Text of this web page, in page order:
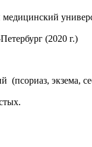
(2020 г.)
экзема,